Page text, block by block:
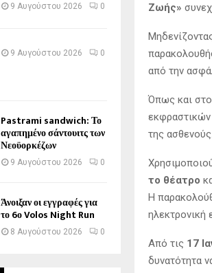
Ζωής»
από την
Όπως και
εκφραστικών
της
το θέατρο
Η
ηλεκτρονική
Από τις 17
δυνατότητα
9 Αυγούστου 2026 0
9 Αυγούστου 2026 0
Pastrami sandwich: Το
αγαπημένο σάντουιτς των
Νεοϋορκέζων
9 Αυγούστου 2026 0
Άνοιξαν οι εγγραφές για
το 6ο Volos Night Run
8 Αυγούστου 2026 0